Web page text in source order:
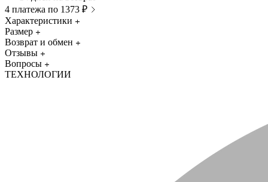
4 платежа по 1373 ₽
Характеристики
Размер
Возврат и обмен
Отзывы
Вопросы
ТЕХНОЛОГИИ